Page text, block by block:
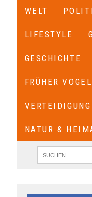
WELT
LIFESTYLE
GESCHICHTE
FRÜHER VOGEL
VERTEIDIGUNG
NATUR &